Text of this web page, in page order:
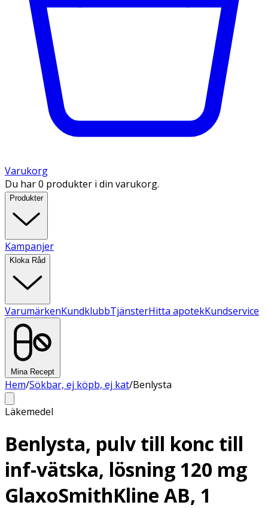
Varukorg
Du har 0 produkter i din varukorg.
Produkter
Kampanjer
Kloka Råd
VarumärkenKundklubbTjänsterHitta apotekKundservice
Mina Recept
Hem/Sökbar, ej köpb, ej kat/Benlysta
Läkemedel
Benlysta, pulv till konc till
inf-vätska, lösning 120 mg
GlaxoSmithKline AB, 1